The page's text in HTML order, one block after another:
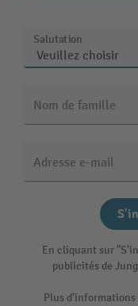
Salutation
Nom de famille
Adresse e-mail
En cliquant sur
publicités de
Plus d'informations